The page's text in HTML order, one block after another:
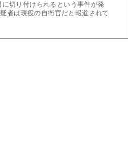
切り付けられるという事件が発
者は現役の自衛官だと報道されて